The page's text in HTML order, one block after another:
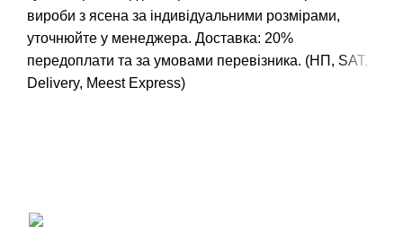
вироби з ясена за індивідуальними розмірами,
уточнюйте у менеджера. Доставка: 20%
передоплати та за умовами перевізника. (НП, SAT,
Delivery, Meest Express)